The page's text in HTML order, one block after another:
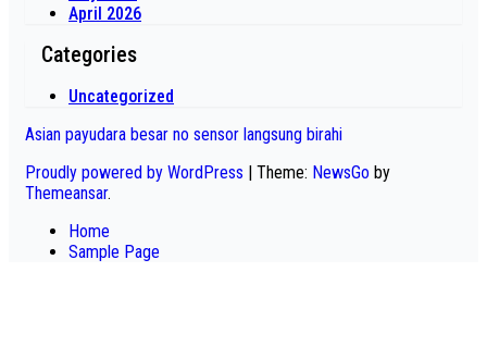
April 2026
Categories
Uncategorized
Asian payudara besar no sensor langsung birahi
Proudly powered by WordPress | Theme: NewsGo by
Themeansar.
Home
Sample Page